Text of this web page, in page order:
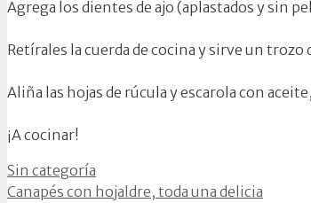
Agrega los dientes de ajo (aplastados y sin
Retírales la cuerda de cocina y sirve un
Aliña las hojas de rúcula y escarola con
¡A cocinar!
Categorías
Sin categoría
Canapés con hojaldre, toda una delicia